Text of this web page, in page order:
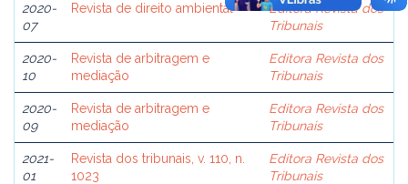
2020-
07
Revista de direito ambiental
Editora Revista dos
Tribunais
2020-
10
Revista de arbitragem e
mediação
Editora Revista dos
Tribunais
2020-
09
Revista de arbitragem e
mediação
Editora Revista dos
Tribunais
2021-
01
Revista dos tribunais, v. 110, n.
1023
Editora Revista dos
Tribunais